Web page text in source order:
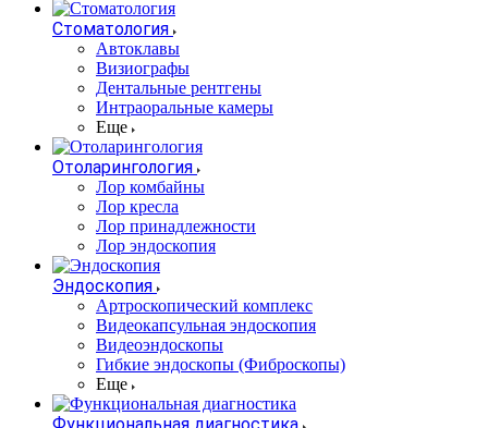
Стоматология
Автоклавы
Визиографы
Дентальные рентгены
Интраоральные камеры
Еще
Отоларингология
Лор комбайны
Лор кресла
Лор принадлежности
Лор эндоскопия
Эндоскопия
Артроскопический комплекс
Видеокапсульная эндоскопия
Видеоэндоскопы
Гибкие эндоскопы (Фиброcкопы)
Еще